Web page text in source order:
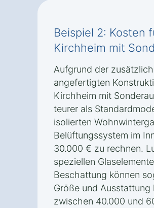
Beispiel 2: Kosten
Kirchheim mit
Aufgrund der
angefertigten
Kirchheim mit
teurer als
isolierten
Belüftungssystem im
30.000 € zu rechnen.
speziellen
Beschattung können
Größe und Ausstattung
zwischen 40.000 und